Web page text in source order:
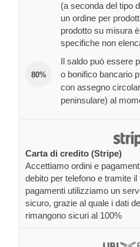
(a seconda del tipo
un ordine per
prodotto su misura
specifiche non
80%
Il saldo può essere
o bonifico bancario
con assegno
peninsulare) al
Carta di credito (Stripe)
Accettiamo ordini e
debito per telefono e tramite
pagamenti utilizziamo un
sicuro, grazie al quale i dati
rimangono sicuri al 100%